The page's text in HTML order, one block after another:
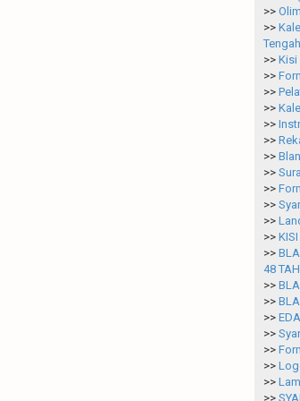
>>
>>
>> Kisi
>>
>>
>>
>>
>>
>>
>>
>>
>>
>>
>>
>>
48
>>
>>
>>
>>
>>
>>
>>
>>